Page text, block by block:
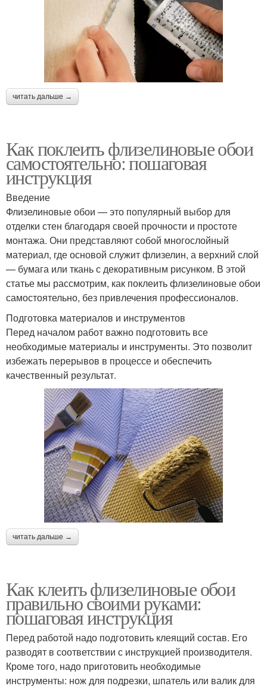
читать дальше →
Как поклеить флизелиновые обои
самостоятельно: пошаговая
инструкция
Введение
Флизелиновые обои — это популярный выбор для
отделки стен благодаря своей прочности и простоте
монтажа. Они представляют собой многослойный
материал, где основой служит флизелин, а верхний слой
— бумага или ткань с декоративным рисунком. В этой
статье мы рассмотрим, как поклеить флизелиновые обои
самостоятельно, без привлечения профессионалов.
Подготовка материалов и инструментов
Перед началом работ важно подготовить все
необходимые материалы и инструменты. Это позволит
избежать перерывов в процессе и обеспечить
качественный результат.
читать дальше →
Как клеить флизелиновые обои
правильно своими руками:
пошаговая инструкция
Перед работой надо подготовить клеящий состав. Его
разводят в соответствии с инструкцией производителя.
Кроме того, надо приготовить необходимые
инструменты: нож для подрезки, шпатель или валик для